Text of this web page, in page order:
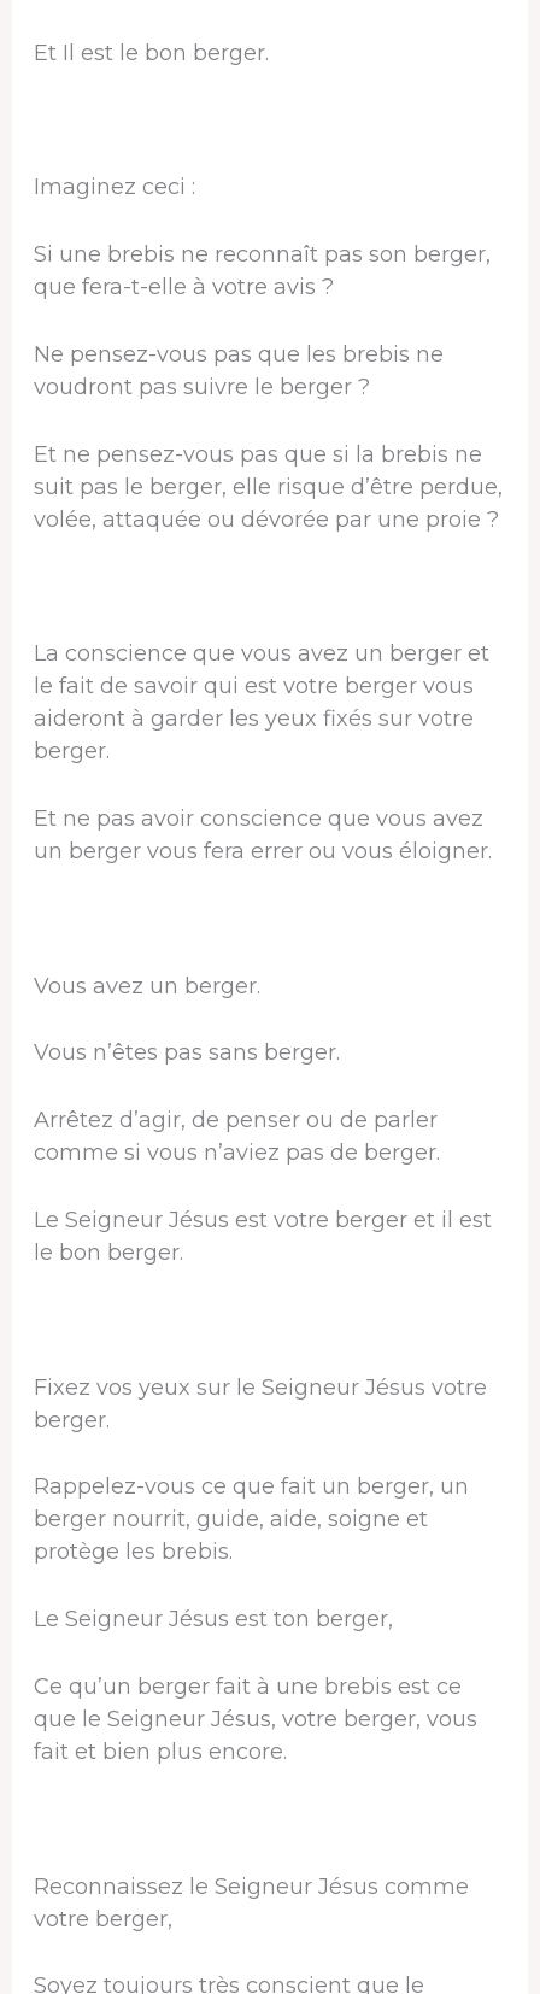
Et Il est le bon berger.
Imaginez ceci :
Si une brebis ne reconnaît pas son berger,
que fera-t-elle à votre avis ?
Ne pensez-vous pas que les brebis ne
voudront pas suivre le berger ?
Et ne pensez-vous pas que si la brebis ne
suit pas le berger, elle risque d’être perdue,
volée, attaquée ou dévorée par une proie ?
La conscience que vous avez un berger et
le fait de savoir qui est votre berger vous
aideront à garder les yeux fixés sur votre
berger.
Et ne pas avoir conscience que vous avez
un berger vous fera errer ou vous éloigner.
Vous avez un berger.
Vous n’êtes pas sans berger.
Arrêtez d’agir, de penser ou de parler
comme si vous n’aviez pas de berger.
Le Seigneur Jésus est votre berger et il est
le bon berger.
Fixez vos yeux sur le Seigneur Jésus votre
berger.
Rappelez-vous ce que fait un berger, un
berger nourrit, guide, aide, soigne et
protège les brebis.
Le Seigneur Jésus est ton berger,
Ce qu’un berger fait à une brebis est ce
que le Seigneur Jésus, votre berger, vous
fait et bien plus encore.
Reconnaissez le Seigneur Jésus comme
votre berger,
Soyez toujours très conscient que le